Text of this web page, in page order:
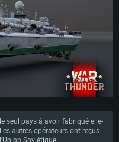
seul pays à avoir fabriqué elle-
autres opérateurs ont reçus
Soviétique.